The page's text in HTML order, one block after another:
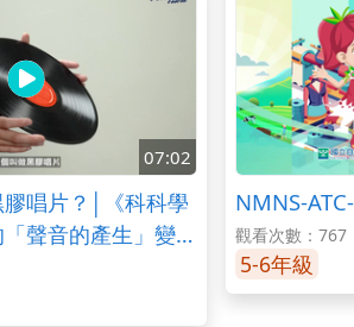
07:02
唱片？│《科科學
聲音的產生」變有
境科學教材
NMNS-
觀看次數：767
5-6年級